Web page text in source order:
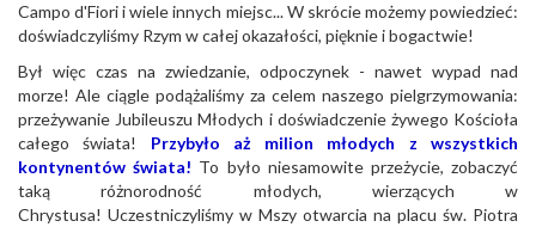
Campo d'Fiori i wiele innych miejsc... W skrócie możemy powiedzieć:
doświadczyliśmy Rzym w całej okazałości, pięknie i bogactwie!
Był więc czas na zwiedzanie, odpoczynek - nawet wypad nad
morze! Ale ciągle podążaliśmy za celem naszego pielgrzymowania:
przeżywanie Jubileuszu Młodych i doświadczenie żywego Kościoła
całego świata! Przybyło aż milion młodych z wszystkich
kontynentów świata! To było niesamowite przeżycie, zobaczyć
taką różnorodność młodych, wierzących w
Chrystusa! Uczestniczyliśmy w Mszy otwarcia na placu św. Piotra